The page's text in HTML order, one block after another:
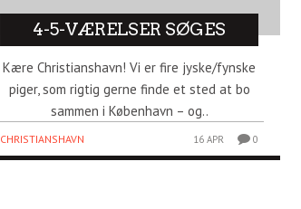
4-5-VÆRELSER SØGES
Kære Christianshavn! Vi er fire jyske/fynske
piger, som rigtig gerne finde et sted at bo
sammen i København – og..
CHRISTIANSHAVN 16 APR 0